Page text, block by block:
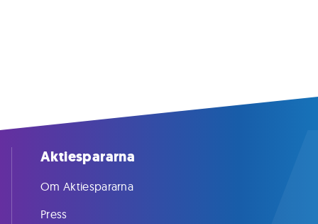
Aktiespararna
Om Aktiespararna
Press